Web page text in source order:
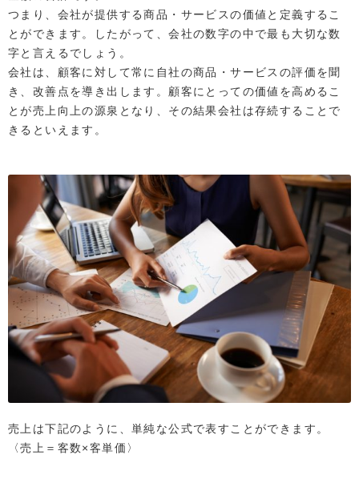
つまり、会社が提供する商品・サービスの価値と定義するこ
とができます。したがって、会社の数字の中で最も大切な数
字と言えるでしょう。
会社は、顧客に対して常に自社の商品・サービスの評価を聞
き、改善点を導き出します。顧客にとっての価値を高めるこ
とが売上向上の源泉となり、その結果会社は存続することで
きるといえます。
売上は下記のように、単純な公式で表すことができます。
〈売上＝客数×客単価〉